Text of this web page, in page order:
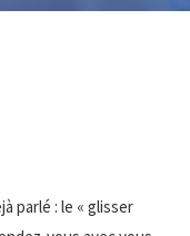
parlé : le « glisser